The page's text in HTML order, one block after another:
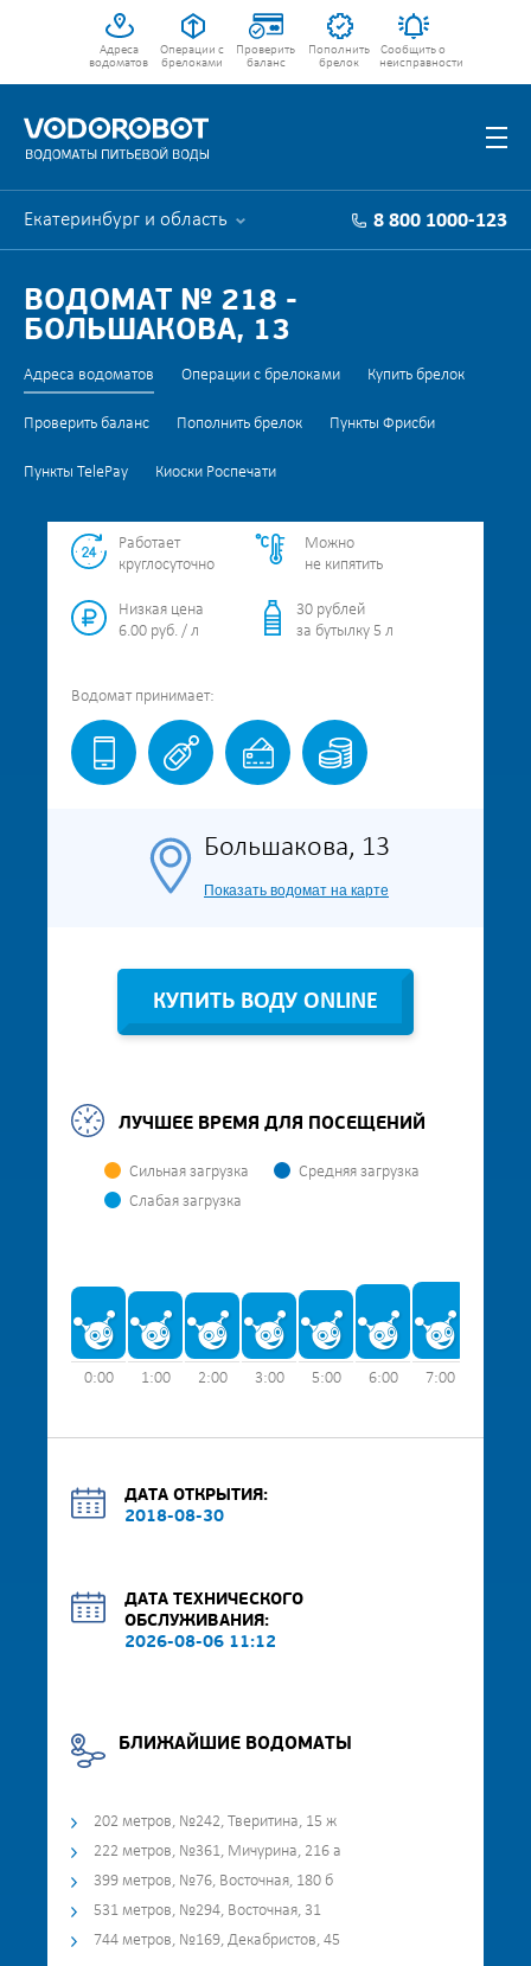
Адреса
водоматов
Операции с
брелоками
Проверить
баланс
Пополнить
брелок
Сообщить о
неисправности
Екатеринбург и область 8 800 1000-123
ВОДОМАТ № 218 -
БОЛЬШАКОВА, 13
Адреса водоматов Операции с брелоками Купить брелок
Проверить баланс Пополнить брелок Пункты Фрисби
Пункты TelePay Киоски Роспечати
Работает
круглосуточно
Можно
не кипятить
Низкая цена
6.00 руб. / л
30 рублей
за бутылку 5 л
Водомат принимает:
Большакова, 13
Показать водомат на карте
КУПИТЬ ВОДУ ONLINE
ЛУЧШЕЕ ВРЕМЯ ДЛЯ ПОСЕЩЕНИЙ
Сильная загрузка
Средняя загрузка
Слабая загрузка
0:00 1:00 2:00 3:00 5:00 6:00 7:00
ДАТА ОТКРЫТИЯ:
2018-08-30
ДАТА ТЕХНИЧЕСКОГО
ОБСЛУЖИВАНИЯ:
2026-08-06 11:12
БЛИЖАЙШИЕ ВОДОМАТЫ
202 метров, №242, Тверитина, 15 ж
222 метров, №361, Мичурина, 216 а
399 метров, №76, Восточная, 180 б
531 метров, №294, Восточная, 31
744 метров, №169, Декабристов, 45